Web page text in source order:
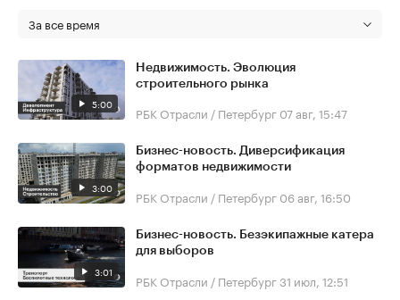
За все время
5:00
Недвижимость. Эволюция
строительного рынка
РБК Отрасли / Петербург 07 авг, 15:47
3:00
Бизнес-новость. Диверсификация
форматов недвижимости
РБК Отрасли / Петербург 06 авг, 16:50
3:01
Бизнес-новость. Безэкипажные катера
для выборов
РБК Отрасли / Петербург31 июл, 12:51